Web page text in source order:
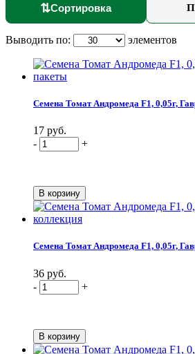
⇅Сортировка
Выводить по: элементов
Семена Томат Андромеда F1, 0,05г,
17 руб.
-
+
Семена Томат Андромеда F1, 0,05г,
36 руб.
-
+